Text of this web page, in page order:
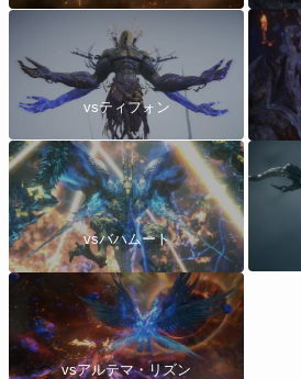
vsティフォン
vsバハムート
vsアルテマ・リズン